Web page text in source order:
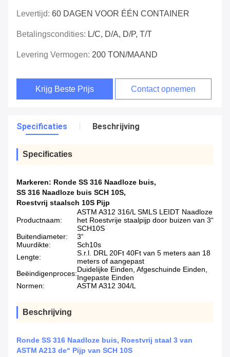
Levertijd: 60 DAGEN VOOR ÉÉN CONTAINER
Betalingscondities: L/C, D/A, D/P, T/T
Levering Vermogen: 200 TON/MAAND
Krijg Beste Prijs Contact opnemen
Specificaties Beschrijving
Specificaties
Markeren: Ronde SS 316 Naadloze buis,
SS 316 Naadloze buis SCH 10S,
Roestvrij staalsch 10S Pijp
Productnaam:
ASTM A312 316/L SMLS LEIDT Naadloze
het Roestvrije staalpijp door buizen van 3“
SCH10S
Buitendiameter:
3“
Muurdikte:
Sch10s
Lengte:
S.r.l. DRL 20Ft 40Ft van 5 meters aan 18
meters of aangepast
Beëindigenproces:Duidelijke Einden, Afgeschuinde Einden,
Ingepaste Einden
Normen:
ASTM A312 304/L
Beschrijving
Ronde SS 316 Naadloze buis, Roestvrij staal 3 van
ASTM A213 de“ Pijp van SCH 10S